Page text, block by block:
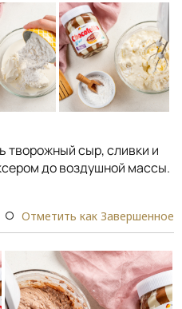
творожный сыр, сливки и
до воздушной массы.
Отметить как Завершенное